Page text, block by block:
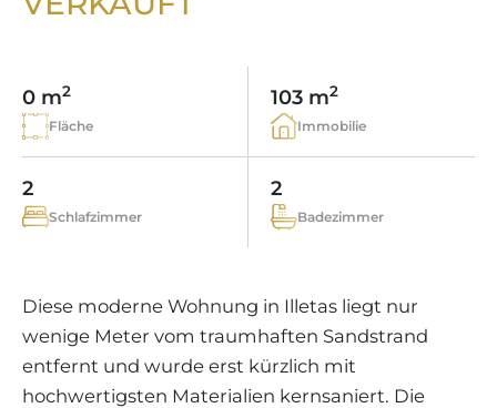
STEUERN UND KAUFNEBENKOSTEN
ENERGIEZERTIFIKAT
UNSER TEAM
BLOG
MAKLER WERDEN
REGION SANTA PONSA
SHOPPING AUF MALLORCA
FREIZEITAKTIVITÄTEN AUF MALLORCA
SCHULEN AUF MALLORCA
MAGAZIN
0 m2
Fläche
103 m2
Immobilie
2
Schlafzimmer
2
Badezimmer
Diese moderne Wohnung in Illetas liegt nur
wenige Meter vom traumhaften Sandstrand
entfernt und wurde erst kürzlich mit
hochwertigsten Materialien kernsaniert. Die